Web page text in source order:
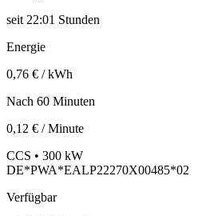
seit 22:01 Stunden
Energie
0,76 € / kWh
Nach 60 Minuten
0,12 € / Minute
CCS • 300 kW
DE*PWA*EALP22270X00485*02
Verfügbar